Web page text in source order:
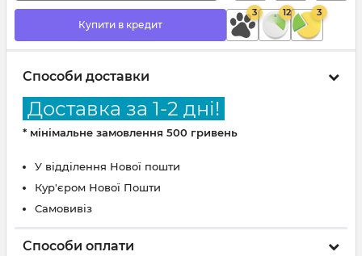
Купити в кредит
3 12 3
Способи доставки
Доставка за 1-2 дні!
* мінімальне замовлення 500 гривень
У відділення Нової пошти
Кур'єром Нової Пошти
Самовивіз
Способи оплати